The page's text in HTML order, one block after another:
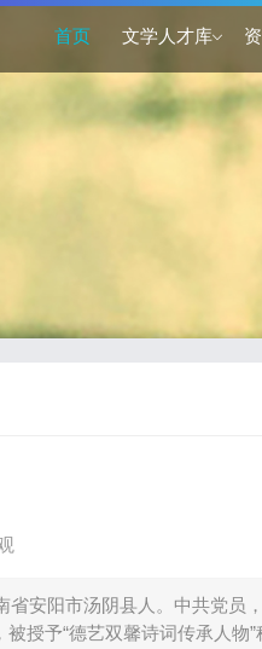
首页 文学人才库
省安阳市汤阴县人。中共党员
授予“德艺双馨诗词传承人物”